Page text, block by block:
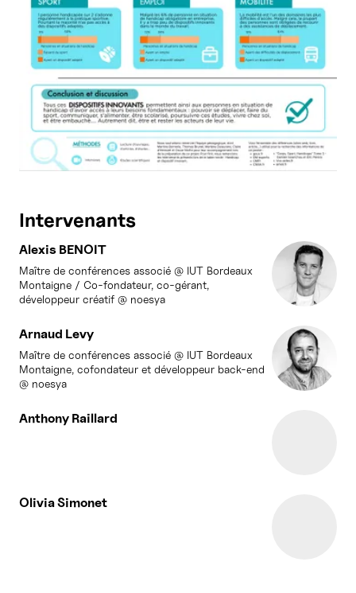
Intervenants
Alexis BENOIT
Maître de conférences associé @ IUT Bordeaux
Montaigne / Co-fondateur, co-gérant,
développeur créatif @ noesya
Arnaud Levy
Maître de conférences associé @ IUT Bordeaux
Montaigne, cofondateur et développeur back-end
@ noesya
Anthony Raillard
Olivia Simonet